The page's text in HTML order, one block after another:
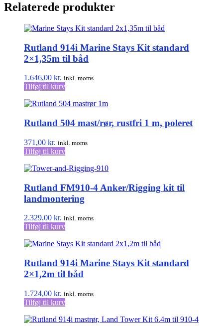
Relaterede produkter
Rutland 914i Marine Stays Kit standard
2×1,35m til båd
1.646,00 kr. inkl. moms
Tilføj til kurv
Rutland 504 mast/rør, rustfri 1 m, poleret
371,00 kr. inkl. moms
Tilføj til kurv
Rutland FM910-4 Anker/Rigging kit til
landmontering
2.329,00 kr. inkl. moms
Tilføj til kurv
Rutland 914i Marine Stays Kit standard
2×1,2m til båd
1.724,00 kr. inkl. moms
Tilføj til kurv